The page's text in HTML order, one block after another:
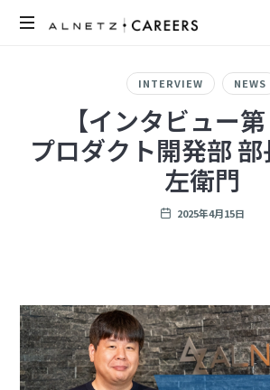
ツ
の
メ
ン
バ
ー
INTERVIEW NEWS
【インタビュー第
プロダクト開発部
左衛門
2025年4月15日